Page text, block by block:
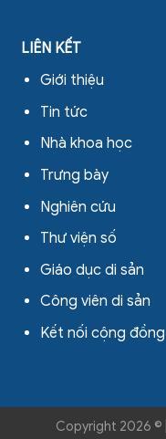
LIÊN KẾT
Giới thiệu
Tin tức
Nhà khoa học
Trưng bày
Nghiên cứu
Thư viện số
Giáo dục di sản
Công viên di sản
Kết nối cộng đồng
Copyright 2026 ©